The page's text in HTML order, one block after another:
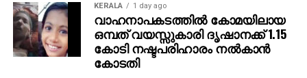
KERALA 1 day ago
വാഹനാപകടത്തില്‍ കോമയിലായ
ഒമ്പത് വയസ്സുകാരി ദൃഷാനക്ക് 1.15
കോടി നഷ്ടപരിഹാരം നല്‍കാന്‍
കോടതി